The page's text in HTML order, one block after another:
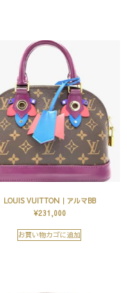
LOUIS VUITTON｜アルマBB
¥231,000
お買い物カゴに追加